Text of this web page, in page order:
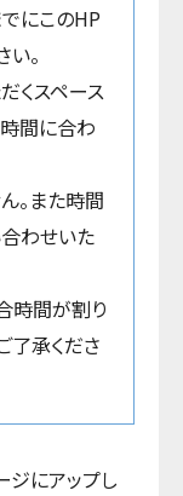
にこのHP
。
くスペース
間に合わ
。また時間
わせいた
時間が割り
了承くださ
ジにアップし